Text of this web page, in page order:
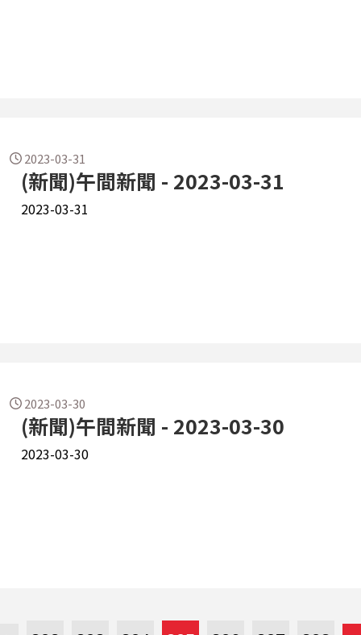
(新聞)午間新聞 - 2023-03-31
2023-03-31
2023-03-31
(新聞)午間新聞 - 2023-03-30
2023-03-30
2023-03-30